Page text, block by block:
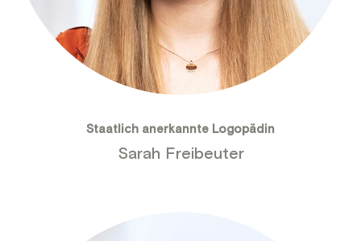
Staatlich anerkannte Logopädin
Sarah Freibeuter